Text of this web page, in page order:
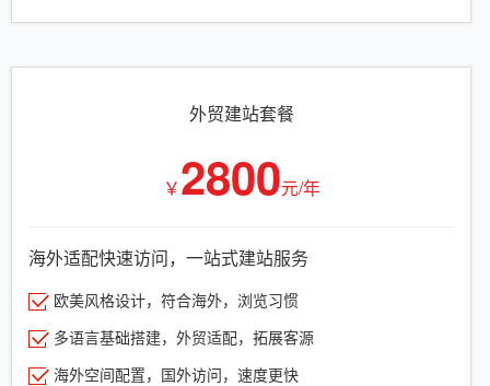
外贸建站套餐
￥2800元/年
海外适配快速访问，一站式建站服务
欧美风格设计，符合海外，浏览习惯
多语言基础搭建，外贸适配，拓展客源
海外空间配置，国外访问，速度更快